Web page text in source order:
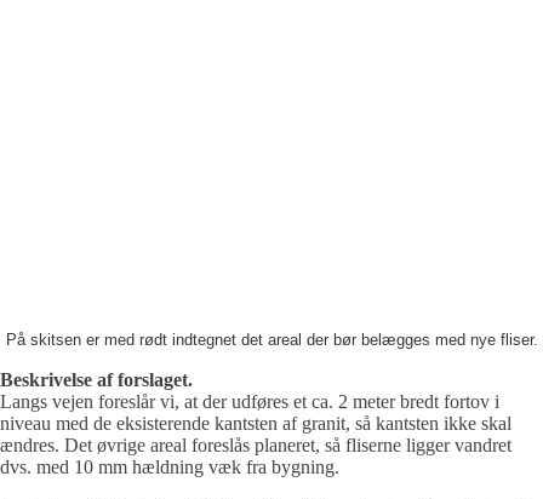
På skitsen er med rødt indtegnet det areal der bør belægges med nye fliser.
Beskrivelse af forslaget.
Langs vejen foreslår vi, at der udføres et ca. 2 meterbredt fortov i
niveau med de eksisterende kantsten af granit, så kantsten ikke skal
ændres. Det øvrige areal foreslås planeret, så fliserne ligger vandret
dvs. med 10 mm hældning væk fra bygning.